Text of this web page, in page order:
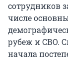
сотрудников
числе
рубеж и СВО.
начала